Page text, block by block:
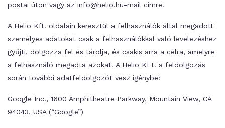
postai úton vagy az info@helio.hu-mail címre.
A Helio Kft. oldalain keresztül a felhasználók által megadott
személyes adatokat csak a felhasználókkal való levelezéshez
gyűjti, dolgozza fel és tárolja, és csakis arra a célra, amelyre
a felhasználó megadta azokat. A Helio KFt. a feldolgozás
során további adatfeldolgozót vesz igénybe:
Google Inc., 1600 Amphitheatre Parkway, Mountain View, CA
94043, USA (“Google”)